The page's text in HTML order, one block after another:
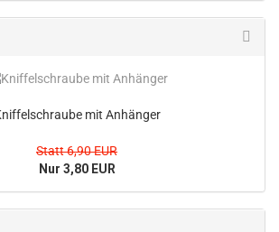
mit Anhänger
Statt 6,90 EUR
Nur 3,80 EUR